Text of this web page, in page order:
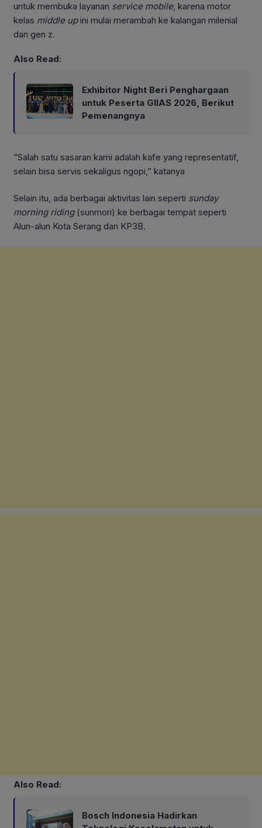
untuk membuka layanan service mobile, karena motor
kelas middle upini mulai merambah ke kalangan milenial
dan gen z.
Also Read:
Exhibitor Night Beri Penghargaan
untuk Peserta GIIAS 2026, Berikut
Pemenangnya
“Salah satu sasaran kami adalah kafe yang representatif,
selain bisa servis sekaligus ngopi,” katanya
Selain itu, ada berbagai aktivitas lain seperti sunday
morning riding(sunmori) ke berbagai tempat seperti
Alun-alun Kota Serang dan KP3B.
Also Read:
Bosch Indonesia Hadirkan